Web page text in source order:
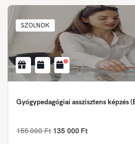
SZOLNOK
Gyógypedagógiai asszisztens képzés
155 000 Ft 135 000 Ft